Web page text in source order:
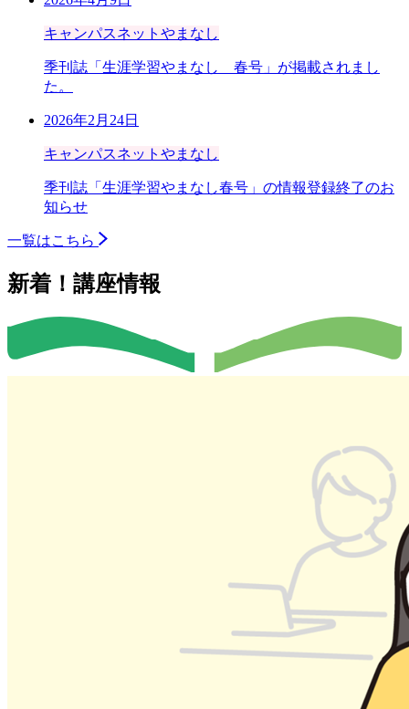
キャンパスネットやまなし
季刊誌「生涯学習やまなし 春号」が掲載されまし
た。
2026年2月24日
キャンパスネットやまなし
季刊誌「生涯学習やまなし春号」の情報登録終了のお
知らせ
一覧はこちら
新着！講座情報